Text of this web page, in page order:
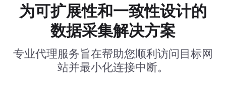
为可扩展性和一致性设计的
数据采集解决方案
专业代理服务旨在帮助您顺利访问目标网
站并最小化连接中断。